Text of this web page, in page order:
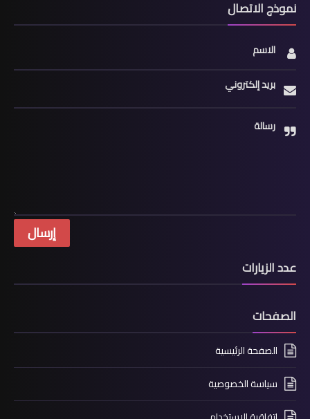
نموذج الاتصال
الاسم
بريد إلكتروني
رسالة
عدد الزيارات
الصفحات
الصفحة الرئيسية
سياسة الخصوصية